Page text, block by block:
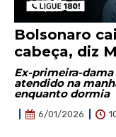
Bolsonaro
cabeça, diz
Ex-primeira-
atendido na
enquanto dormia
6/01/2026